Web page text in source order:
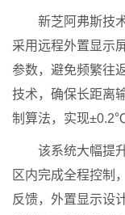
新芝阿弗斯技术
采用远程外置显示
参数，避免频繁往
技术，确保长距离
制算法，实现
该系统大幅提升
区内完成全程控制
反馈，外置显示设